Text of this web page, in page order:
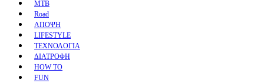
MTB
Road
ΑΠΟΨΗ
LIFESTYLE
ΤΕΧΝΟΛΟΓΙΑ
ΔΙΑΤΡΟΦΗ
HOW TO
FUN